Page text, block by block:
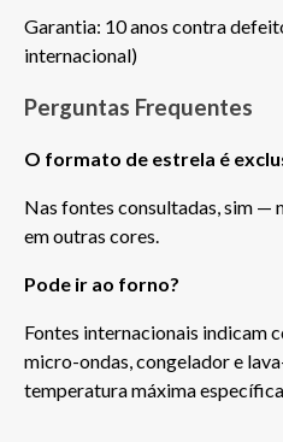
Garantia: 10 anos contra
internacional)
Perguntas Frequentes
O formato de estrela é
Nas fontes consultadas, sim —
em outras cores.
Pode ir ao forno?
Fontes internacionais indicam
micro-ondas, congelador e
temperatura máxima